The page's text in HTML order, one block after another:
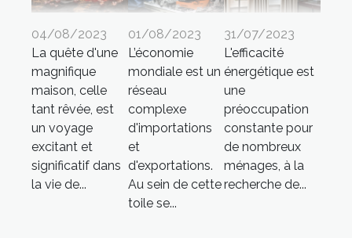
04/08/2023
La quête d'une
magnifique
maison, celle
tant rêvée, est
un voyage
excitant et
significatif dans
la vie de...
01/08/2023
L’économie
mondiale est un
réseau
complexe
d'importations
et
d'exportations.
Au sein de cette
toile se...
31/07/2023
L'efficacité
énergétique est
une
préoccupation
constante pour
de nombreux
ménages, à la
recherche de...